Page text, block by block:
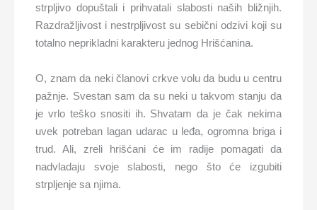
strpljivo dopuštali i prihvatali slabosti naših bližnjih.
Razdražljivost i nestrpljivost su sebični odzivi koji su
totalno neprikladni karakteru jednog Hrišćanina.
O, znam da neki članovi crkve volu da budu u centru
pažnje. Svestan sam da su neki u takvom stanju da
je vrlo teško snositi ih. Shvatam da je čak nekima
uvek potreban lagan udarac u leđa, ogromna briga i
trud. Ali, zreli hrišćani će im radije pomagati da
nadvladaju svoje slabosti, nego što će izgubiti
strpljenje sa njima.